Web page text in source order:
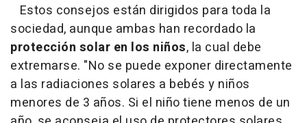
Estos consejos están dirigidos para toda la
sociedad, aunque ambas han recordado la
protección solar en los niños, la cual debe
extremarse. "No se puede exponer directamente
a las radiaciones solares a bebés y niños
menores de 3 años. Si el niño tiene menos de un